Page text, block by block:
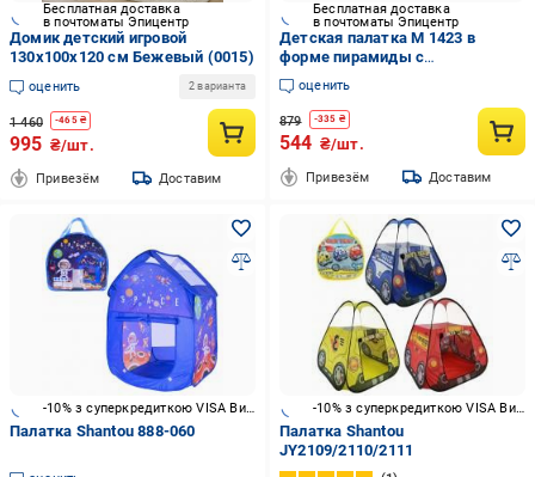
Бесплатная доставка
в почтоматы Эпицентр
Домик детский игровой
130x100x120 см Бежевый (0015)
оценить 2 варианта
1 460 -465₴
995 ₴/шт.
Привезём Доставим
Бесплатная доставка
в почтоматы Эпицентр
Детская палатка M 1423 в
форме пирамиды с
вентиляционными окнами и
входом на липучке (25819456)
оценить
879 -335 ₴
544 ₴/шт.
Привезём Доставим
-10% з суперкредиткою VISA Вигода
Палатка Shantou 888-060
-10% з суперкредиткою VISA Вигода
Палатка Shantou
JY2109/2110/2111